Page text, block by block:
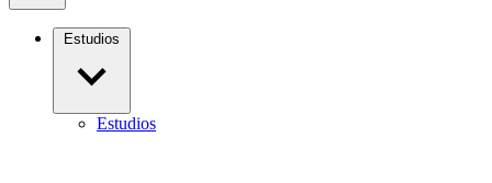
Estudios
Estudios